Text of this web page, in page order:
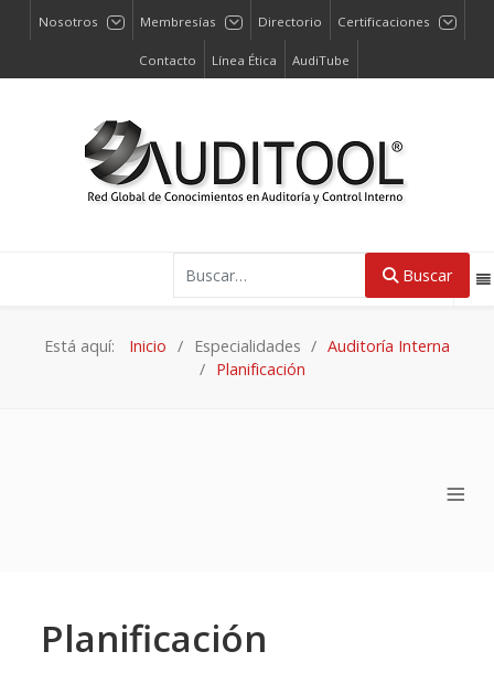
Nosotros Membresías Directorio Certificaciones
Contacto Línea Ética AudiTube
Buscar
Está aquí: Inicio Especialidades
Auditoría Interna
Planificación
≡
Planificación